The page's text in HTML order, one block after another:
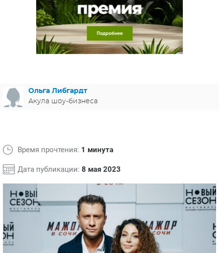
МЕЛОДРАМЫ
ИСПАНИЯ
ФРАНЦИЯ
ГЕРМАНИЯ
СВЕТСКИЕ НОВОСТИ
СПОЙЛЕРЫ ИЗ СЕРИАЛОВ
Ольга Либгардт
Акула шоу-бизнеса
Время прочтения: 1 минута
Дата публикации: 8 мая 2023